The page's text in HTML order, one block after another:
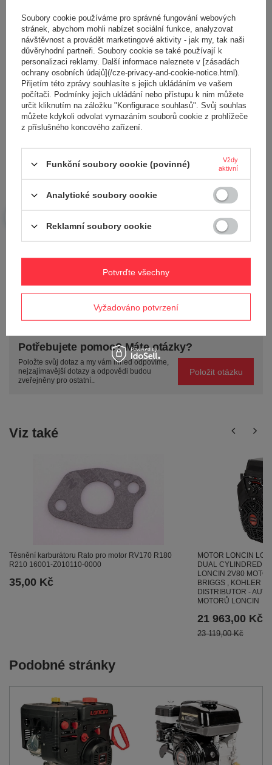
Obsah vašeho názoru
Přidejte vlastní obrázek produktu:
Vaše jméno
Odeslat zpětnou vazbu
Potřebujete pomoc? Máte otázky?
Položte svůj dotaz a my vám ihned odpovíme,
nejzajímavější dotazy a odpovědi budou
zveřejněny pro ostatní..
Položit otázku
Viz také
Těsnění karburátoru Rato pro motor RV170 R180
R210 16001-Z010110-0000
35,00 Kč
MOTOR LONCIN
DUAL CYLINDRED
LONCIN 2V80
BRIGGS , KOHLER -
DISTRIBUTOR -
MOTORŮ LONCIN
21 963,00 Kč
23 119,00 Kč
Podobné stránky
Soubory cookie používáme pro správné fungování webových
stránek, abychom mohli nabízet sociální funkce, analyzovat
návštěvnost a provádět marketingové aktivity - jak my, tak naši
důvěryhodní partneři. Soubory cookie se také používají k
personalizaci reklamy. Další informace naleznete v [zásadách
ochrany osobních údajů](/cze-privacy-and-cookie-notice.html).
Přijetím této zprávy souhlasíte s jejich ukládáním ve vašem
počítači. Podmínky jejich ukládání nebo přístupu k nim můžete
určit kliknutím na záložku "Konfigurace souhlasů". Svůj souhlas
můžete kdykoli odvolat vymazáním souborů cookie z prohlížeče
z příslušného koncového zařízení.
Funkční soubory cookie (povinné)
Vždy
aktivní
Analytické soubory cookie
Reklamní soubory cookie
Vyžadováno potvrzení
Potvrďte všechny